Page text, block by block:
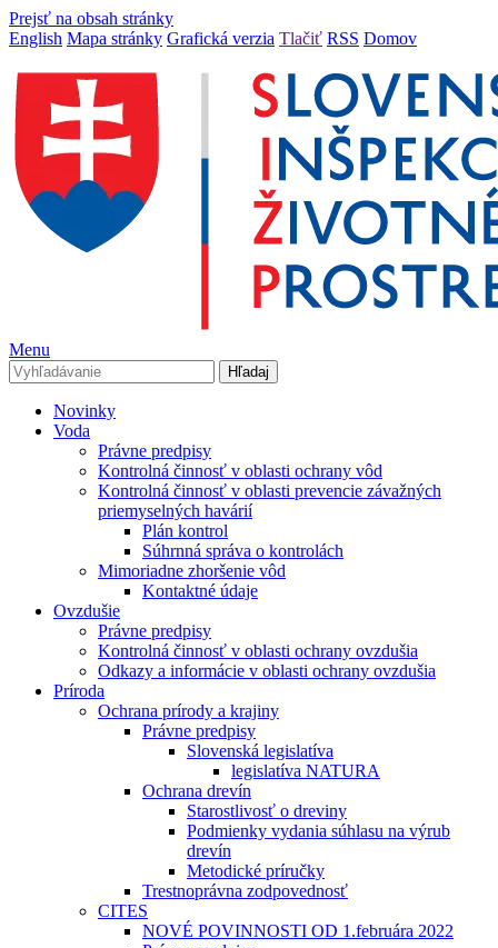
Prejsť na obsah stránky
English Mapa stránky Grafická verzia Tlačiť RSS Domov
Menu
Novinky
Voda
Právne predpisy
Kontrolná činnosť v oblasti ochrany vôd
Kontrolná činnosť v oblasti prevencie závažných
priemyselných havárií
Plán kontrol
Súhrnná správa o kontrolách
Mimoriadne zhoršenie vôd
Kontaktné údaje
Ovzdušie
Právne predpisy
Kontrolná činnosť v oblasti ochrany ovzdušia
Odkazy a informácie v oblasti ochrany ovzdušia
Príroda
Ochrana prírody a krajiny
Právne predpisy
Slovenská legislatíva
legislatíva NATURA
Ochrana drevín
Starostlivosť o dreviny
Podmienky vydania súhlasu na výrub
drevín
Metodické príručky
Trestnoprávna zodpovednosť
CITES
NOVÉ POVINNOSTI OD 1.februára 2022